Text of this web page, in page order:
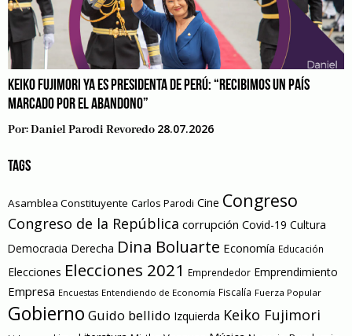
KEIKO FUJIMORI YA ES PRESIDENTA DE PERÚ: “RECIBIMOS UN PAÍS
MARCADO POR EL ABANDONO”
Por:Daniel Parodi Revoredo 28.07.2026
TAGS
Asamblea Constituyente Carlos Parodi Cine Congreso
Congreso de la República corrupción Covid-19 Cultura
Democracia Derecha Dina Boluarte Economía Educación
Elecciones Elecciones 2021 Emprendedor Emprendimiento
Empresa Encuestas Entendiendo de Economía Fiscalía Fuerza Popular
Gobierno Guido bellido Izquierda Keiko Fujimori